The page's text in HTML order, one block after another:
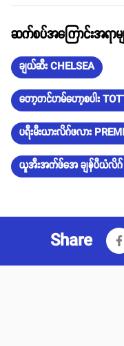
ဆက်စပ်အကြောင်းအရာမျ
ချယ်ဆီး CHELSEA
တော့တင်ဟမ်ဟော့စပါး
ပရီးမီးယားလိဂ်ဖလား
ယူအီးအက်ဖ်အေ ချန်ပီယံလိဂ်
Share